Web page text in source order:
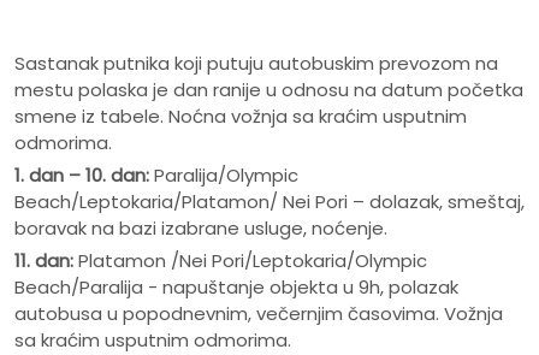
Sastanak putnika koji putuju autobuskim prevozom na
mestu polaska je dan ranije u odnosu na datum početka
smene iz tabele. Noćna vožnja sa kraćim usputnim
odmorima.
1. dan – 10. dan:Paralija/Olympic
Beach/Leptokaria/Platamon/ Nei Pori – dolazak, smeštaj,
boravak na bazi izabrane usluge, noćenje.
11. dan:Platamon /Nei Pori/Leptokaria/Olympic
Beach/Paralija - napuštanje objekta u 9h, polazak
autobusa u popodnevnim, večernjim časovima. Vožnja
sa kraćim usputnim odmorima.